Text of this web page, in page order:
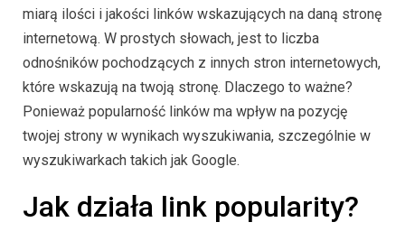
miarą ilości i jakości linków wskazujących na daną stronę
internetową. W prostych słowach, jest to liczba
odnośników pochodzących z innych stron internetowych,
które wskazują na twoją stronę. Dlaczego to ważne?
Ponieważ popularność linków ma wpływ na pozycję
twojej strony w wynikach wyszukiwania, szczególnie w
wyszukiwarkach takich jak Google.
Jak działa link popularity?